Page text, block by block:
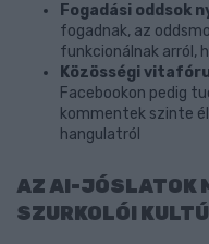
Fogadási oddsok
fogadnak, az
funkcionálnak arról,
Közösségi
Facebookon pedig
kommentek szinte
hangulatról
AZ AI-JÓSLATOK
SZURKOLÓI